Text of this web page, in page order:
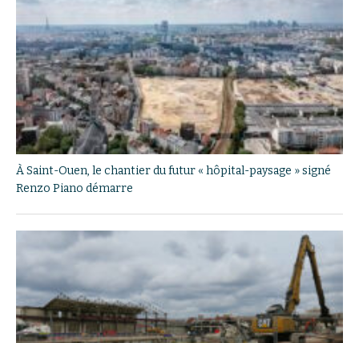
À Saint-Ouen, le chantier du futur « hôpital-paysage » signé
Renzo Piano démarre